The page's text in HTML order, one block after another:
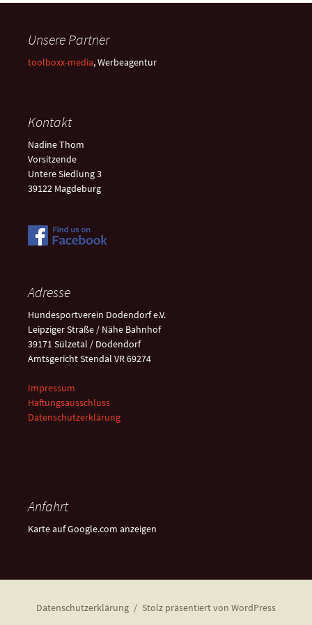
Unsere Partner
toolboxx-media, Werbeagentur
Kontakt
Nadine Thom
Vorsitzende
Untere Siedlung 3
39122 Magdeburg
Adresse
Hundesportverein Dodendorf e.V.
Leipziger Straße / Nähe Bahnhof
39171 Sülzetal / Dodendorf
Amtsgericht Stendal VR 69274
Impressum
Haftungsausschluss
Datenschutzerklärung
Anfahrt
Karte auf Google.com anzeigen
Datenschutzerklärung Stolz präsentiert von WordPress